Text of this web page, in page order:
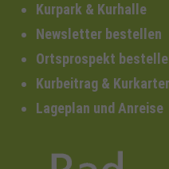
Kurpark & Kurhalle
Newsletter bestellen
Ortsprospekt
Kurbeitrag &
Lageplan und Anreise